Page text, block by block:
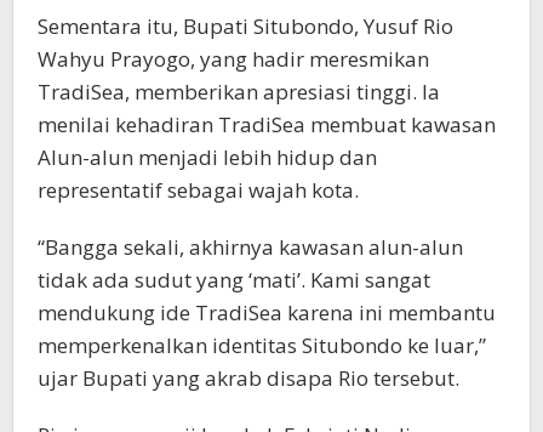
Sementara itu, Bupati Situbondo, Yusuf Rio
Wahyu Prayogo, yang hadir meresmikan
TradiSea, memberikan apresiasi tinggi. Ia
menilai kehadiran TradiSea membuat kawasan
Alun-alun menjadi lebih hidup dan
representatif sebagai wajah kota.
“Bangga sekali, akhirnya kawasan alun-alun
tidak ada sudut yang ‘mati’. Kami sangat
mendukung ide TradiSea karena ini membantu
memperkenalkan identitas Situbondo ke luar,”
ujar Bupati yang akrab disapa Rio tersebut.